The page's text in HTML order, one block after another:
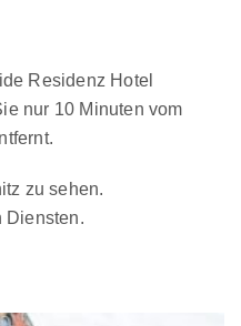
Residenz Hotel
nur 10 Minuten vom
zu sehen.
Diensten.